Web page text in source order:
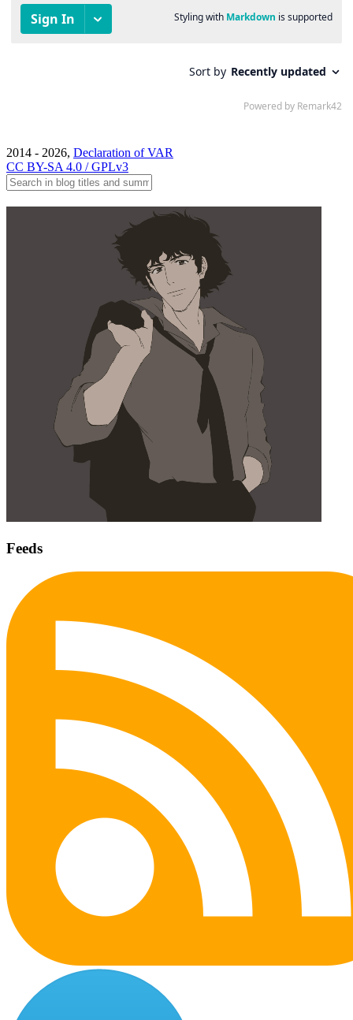
2014 - 2026, Declaration of VAR
CC BY-SA 4.0 / GPLv3
Feeds